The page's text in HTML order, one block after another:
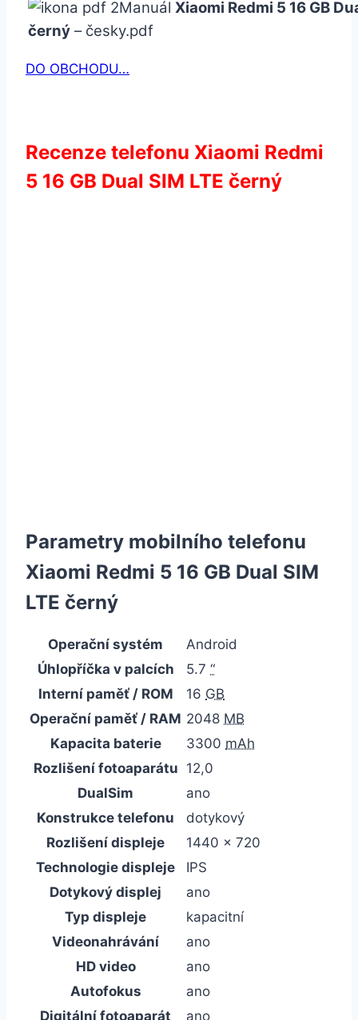
Manuál Xiaomi Redmi 5 16 GB
černý – česky.pdf
DO OBCHODU…
Recenze telefonu Xiaomi Redmi
5 16 GB Dual SIM LTE černý
Parametry mobilního telefonu
Xiaomi Redmi 5 16 GB Dual SIM
LTE černý
Operační systém
Android
Úhlopříčka v palcích
5.7 “
Interní paměť / ROM
16 GB
Operační paměť / RAM 2048 MB
Kapacita baterie
3300 mAh
Rozlišení fotoaparátu 12,0
DualSim
ano
Konstrukce telefonu
dotykový
Rozlišení displeje
1440 x 720
Technologie displeje
IPS
Dotykový displej
ano
Typ displeje
kapacitní
Videonahrávání
ano
HD video
ano
Autofokus
ano
Digitální fotoaparát
ano